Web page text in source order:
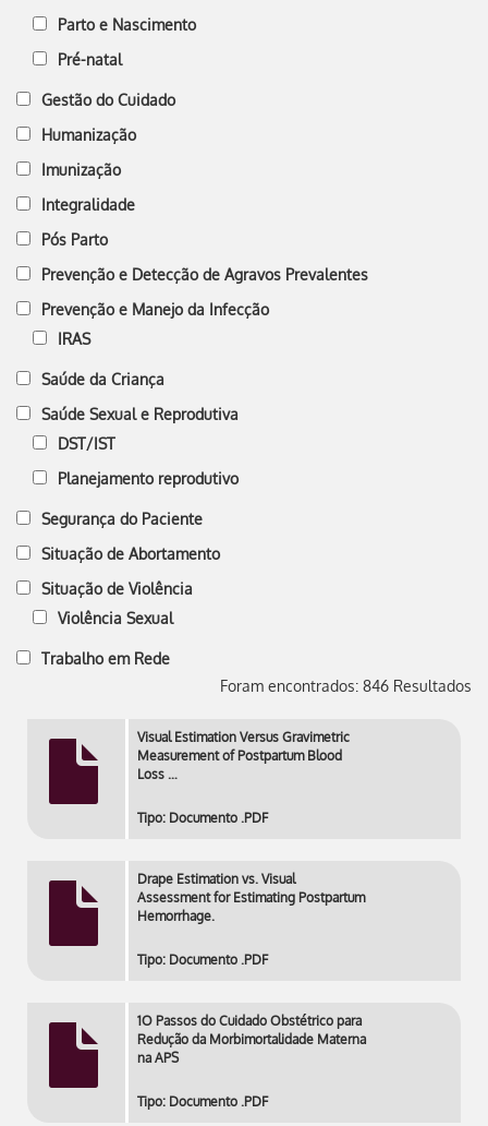
Parto e Nascimento
Pré-natal
Gestão do Cuidado
Humanização
Imunização
Integralidade
Pós Parto
Prevenção e Detecção de Agravos Prevalentes
Prevenção e Manejo da Infecção
IRAS
Saúde da Criança
Saúde Sexual e Reprodutiva
DST/IST
Planejamento reprodutivo
Segurança do Paciente
Situação de Abortamento
Situação de Violência
Violência Sexual
Trabalho em Rede
Foram encontrados: 846 Resultados
Visual Estimation Versus Gravimetric
Measurement of Postpartum Blood
Loss …
Tipo: Documento .PDF
Drape Estimation vs. Visual
Assessment for Estimating Postpartum
Hemorrhage.
Tipo: Documento .PDF
1O Passos do Cuidado Obstétrico para
Redução da Morbimortalidade Materna
na APS
Tipo: Documento .PDF